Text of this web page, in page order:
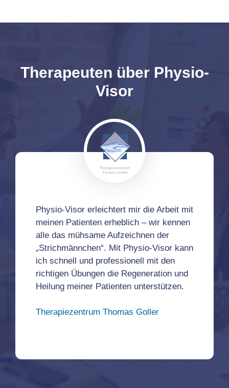
Therapeuten über Physio-
Visor
Physio-Visor erleichtert mir die Arbeit mit
meinen Patienten erheblich – wir kennen
alle das mühsame Aufzeichnen der
„Strichmännchen“. Mit Physio-Visor kann
ich schnell und professionell mit den
richtigen Übungen die Regeneration und
Heilung meiner Patienten unterstützen.
Therapiezentrum Thomas Goller